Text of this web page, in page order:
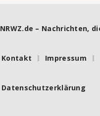
NRWZ.de – Nachrichten,
Kontakt Impressum
Datenschutzerklärung